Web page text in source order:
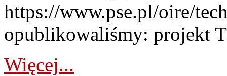
https://www.pse.pl/oire/
opublikowaliśmy: projekt
Więcej...